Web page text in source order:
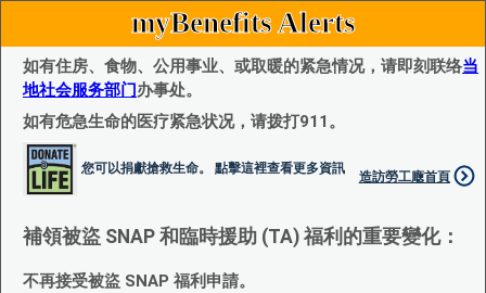
myBenefits Alerts
如有住房、食物、公用事业、或取暖的紧急情况，请即刻联络当
地社会服务部门办事处。
如有危急生命的医疗紧急状况，请拨打911。
您可以捐獻搶救生命。 點擊這裡查看更多資訊
造訪勞工廰首頁
補領被盜 SNAP 和臨時援助 (TA) 福利的重要變化：
不再接受被盜 SNAP 福利申請。